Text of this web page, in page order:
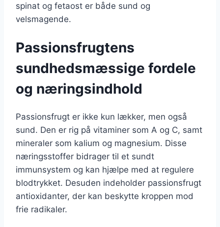
spinat og fetaost er både sund og
velsmagende.
Passionsfrugtens
sundhedsmæssige fordele
og næringsindhold
Passionsfrugt er ikke kun lækker, men også
sund. Den er rig på vitaminer som A og C, samt
mineraler som kalium og magnesium. Disse
næringsstoffer bidrager til et sundt
immunsystem og kan hjælpe med at regulere
blodtrykket. Desuden indeholder passionsfrugt
antioxidanter, der kan beskytte kroppen mod
frie radikaler.